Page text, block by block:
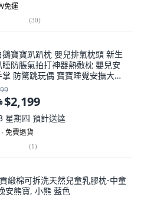
免運
(30)
鵝寶寶趴趴枕 嬰兒排氣枕頭 新生
睡防脹氣拍打神器熱敷枕 嬰兒安
掌 防驚跳玩偶 寶寶睡覺安撫大白
擋熱敷+遙控拍打【防窒息孔】
$2,199
星期四 預計送達
免費退貨
(1)
緞棉可拆洗天然兒童乳膠枕-中童
安熊寶, 小熊 藍色